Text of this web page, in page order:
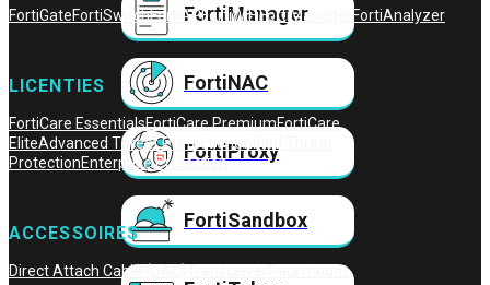
FortiManager
FortiNAC
FortiProxy
FortiSandbox
FortiGateFortiSwitchFortiAPFortiWiFiFortiManager FortiAnalyzer
LICENTIES
FortiCare EssentialsFortiCare PremiumFortiCare
EliteAdvanced Threat ProtectionUnified Threat
ProtectionEnterprise Protection
ACCESSOIRES
Direct Attach Cable (DAC) Rackmount